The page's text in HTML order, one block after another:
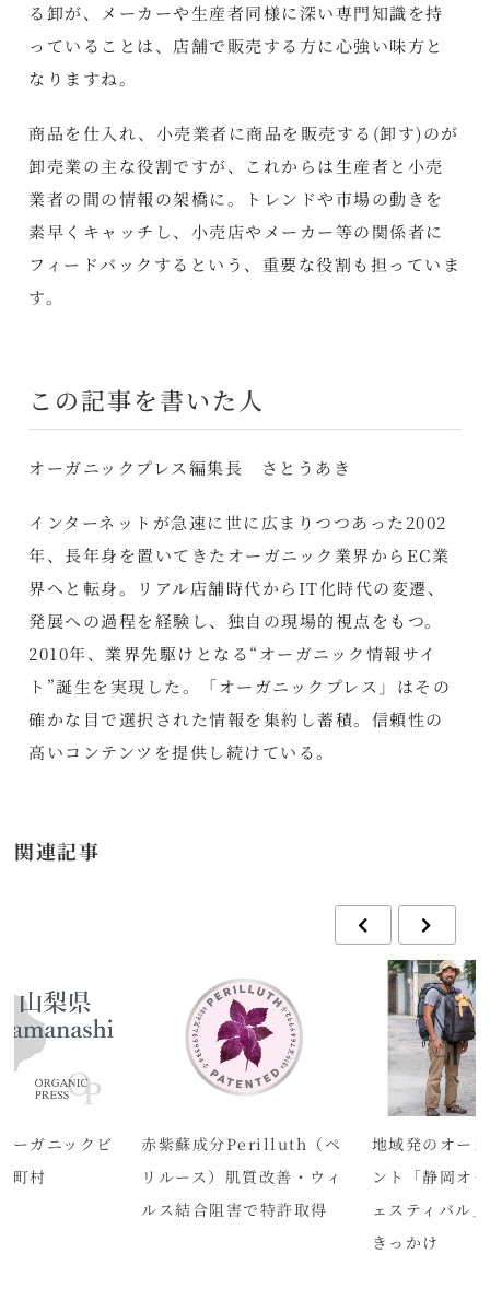
る卸が、メーカーや生産者同様に深い専門知識を持
っていることは、店舗で販売する方に心強い味方と
なりますね。
商品を仕入れ、小売業者に商品を販売する(卸す)のが
卸売業の主な役割ですが、これからは生産者と小売
業者の間の情報の架橋に。トレンドや市場の動きを
素早くキャッチし、小売店やメーカー等の関係者に
フィードバックするという、重要な役割も担っていま
す。
この記事を書いた人
オーガニックプレス編集長 さとうあき
インターネットが急速に世に広まりつつあった2002
年、長年身を置いてきたオーガニック業界からEC業
界へと転身。リアル店舗時代からIT化時代の変遷、
発展への過程を経験し、独自の現場的視点をもつ。
2010年、業界先駆けとなる“オーガニック情報サイ
ト”誕生を実現した。「オーガニックプレス」はその
確かな目で選択された情報を集約し蓄積。信頼性の
高いコンテンツを提供し続けている。
関連記事
ーガニックビ
町村
赤紫蘇成分Perilluth（ペ
リルース）肌質改善・ウィ
ルス結合阻害で特許取得
地域発のオー
ント「静岡オ
ェスティバル
きっかけ